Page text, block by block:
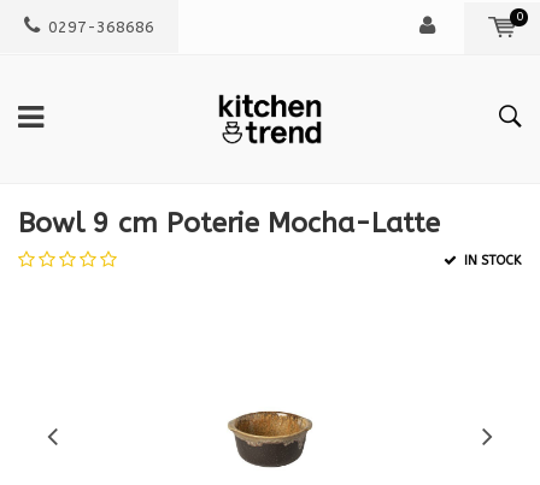
0297-368686
0
Bowl 9 cm Poterie Mocha-Latte
IN STOCK